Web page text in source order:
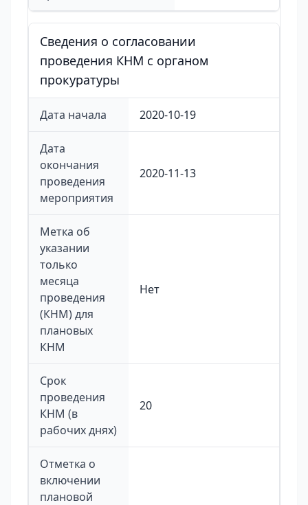
Сведения о согласовании
проведения КНМ с органом
прокуратуры
Дата начала 2020-10-19
Дата
окончания
проведения
мероприятия
2020-11-13
Метка об
указании
только
месяца
проведения
(КНМ) для
плановых
КНМ
Нет
Срок
проведения
КНМ (в
рабочих днях)
20
Отметка о
включении
плановой